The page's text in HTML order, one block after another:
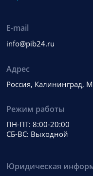
E-mail
info@pib24.ru
Адрес
Россия, Калининград,
Режим работы
ПН-ПТ: 8:00-20:00
СБ-ВС: Выходной
Юридическая